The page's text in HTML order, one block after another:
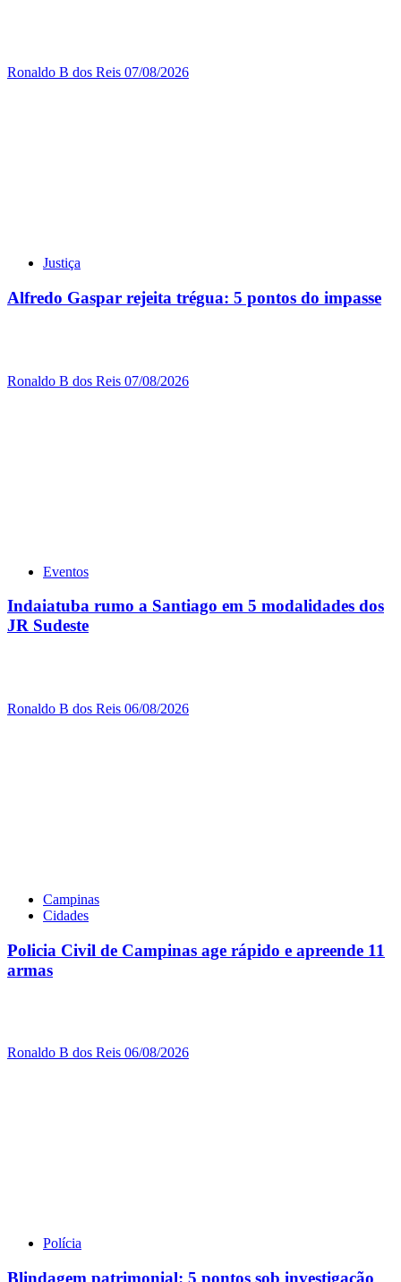
Ronaldo B dos Reis 07/08/2026
Justiça
Alfredo Gaspar rejeita trégua: 5 pontos do impasse
Ronaldo B dos Reis 07/08/2026
Eventos
Indaiatuba rumo a Santiago em 5 modalidades dos
JR Sudeste
Ronaldo B dos Reis 06/08/2026
Campinas
Cidades
Policia Civil de Campinas age rápido e apreende 11
armas
Ronaldo B dos Reis 06/08/2026
Polícia
Blindagem patrimonial: 5 pontos sob investigação